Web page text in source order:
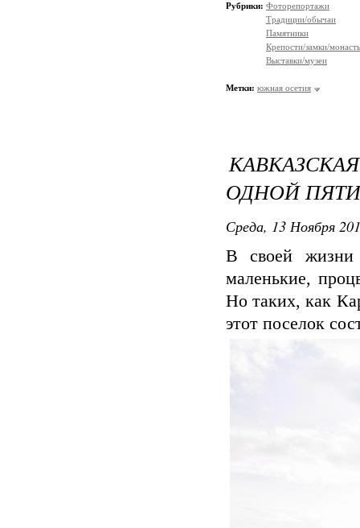
Рубрики: Фоторепортажи
Традиции/обычаи
Памятники
Крепости/замки/
Выставки/музеи
Метки: южная осетия
ОДНОЙ
Среда, 13 Ноября
В своей жизни
маленькие,
Но таких, как
этот поселок